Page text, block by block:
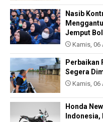
Nasib
Jemput
Kamis, 06
Perbaikan
Segera
Kamis, 06
Honda
Indonesia,